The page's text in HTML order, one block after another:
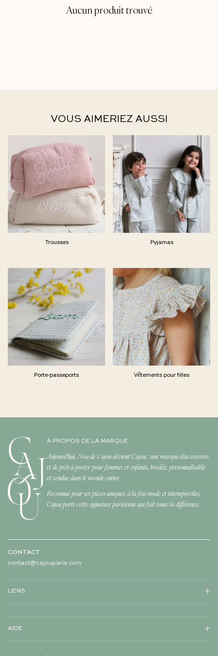
Aucun produit trouvé
VOUS AIMERIEZ AUSSI
Trousses Pyjamas
Porte-passeports Vêtements pour filles
À PROPOS DE LA MARQUE
Aujourd'hui, Noa de Cajou devient Cajou : une marque d'accessoires
et de prêt-à-porter pour femmes et enfants, brodée, personnalisable
et vendue dans le monde entier.
Reconnue pour ses pièces uniques, à la fois mode et intemporelles,
Cajou porte cette signature parisienne qui fait toute la différence.
CONTACT
contact@cajouparis.com
LIENS
AIDE